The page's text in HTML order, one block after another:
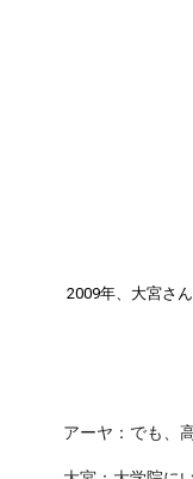
2009年、大宮さ
アーヤ：でも、